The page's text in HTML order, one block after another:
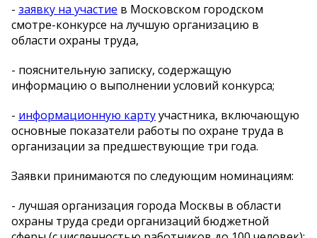
- заявку на участие в Московском городском
смотре-конкурсе на лучшую организацию в
области охраны труда,
- пояснительную записку, содержащую
информацию о выполнении условий конкурса;
- информационную картуучастника, включающую
основные показатели работы по охране труда в
организации за предшествующие три года.
Заявки принимаются по следующим номинациям:
- лучшая организация города Москвы в области
охраны труда среди организаций бюджетной